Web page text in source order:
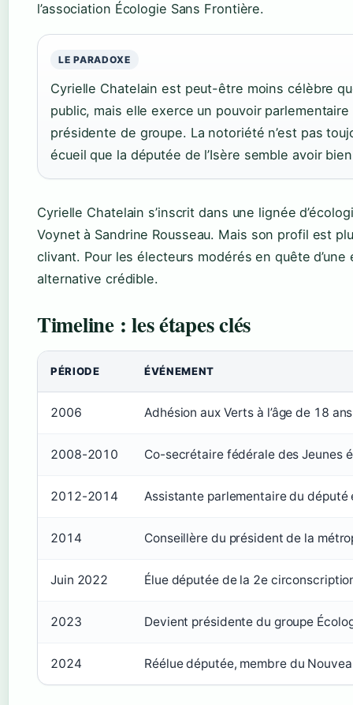
l’association Écologie Sans Frontière.
LE PARADOXE
Cyrielle Chatelain est peut-être moins célèbre
public, mais elle exerce un pouvoir
présidente de groupe. La notoriété n’est pas
écueil que la députée de l’Isère semble avoir
Cyrielle Chatelain s’inscrit dans une lignée
Voynet à Sandrine Rousseau. Mais son profil est
clivant. Pour les électeurs modérés en quête
alternative crédible.
Timeline : les étapes clés
PÉRIODE ÉVÉNEMENT
2006 Adhésion aux Verts à l’âge de 18
2008-2010 Co-secrétaire fédérale des Jeunes
2012-2014 Assistante parlementaire du député
2014 Conseillère du président de la
Juin 2022 Élue députée de la 2e
2023 Devient présidente du groupe
2024 Réélue députée, membre du